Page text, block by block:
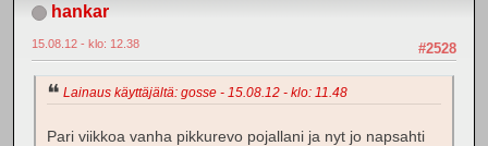
hankar
#2528
15.08.12 - klo: 12.38
Lainaus käyttäjältä: gosse - 15.08.12 - klo: 11.48
Pari viikkoa vanha pikkurevo pojallani ja nyt jo napsahti